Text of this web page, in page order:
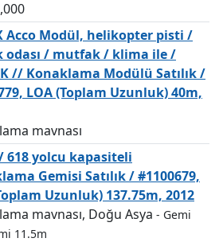
Acco Modül, helikopter pisti /
odası / mutfak / klima ile /
// Konaklama Modülü Satılık /
LOA (Toplam Uzunluk) 40m,
mavnası
618 yolcu kapasiteli
Gemisi Satılık / #1100679,
Uzunluk) 137.75m, 2012
mavnası, Doğu Asya - Gemi
11.5m